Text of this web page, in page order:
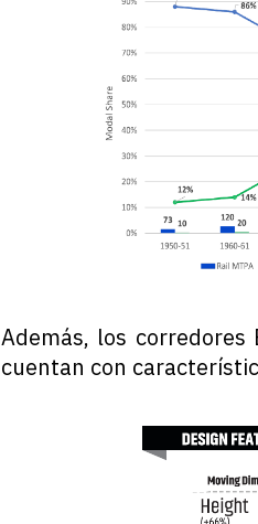
Además, los
cuentan con